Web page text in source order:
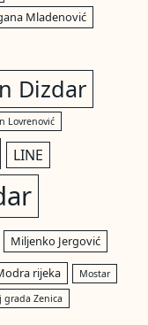
Mladenović
Dizdar
Lovrenović
LINE
Miljenko Jergović
rijeka
Mostar
grada Zenica